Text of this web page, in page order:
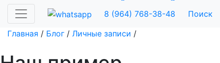
Заказать
Рассчитать
8 (964) 768-38-48
Поиск
Главная / Блог / Личные записи /